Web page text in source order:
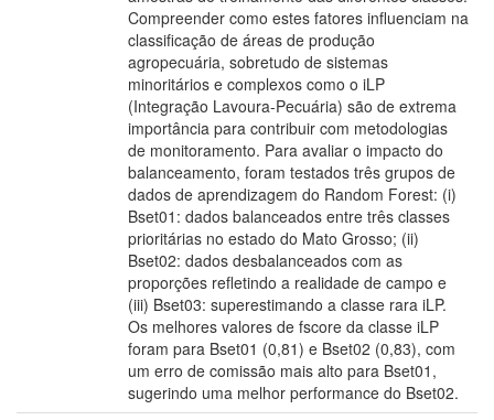
Compreender como estes fatores influenciam na
classificação de áreas de produção
agropecuária, sobretudo de sistemas
minoritários e complexos como o iLP
(Integração Lavoura-Pecuária) são de extrema
importância para contribuir com metodologias
de monitoramento. Para avaliar o impacto do
balanceamento, foram testados três grupos de
dados de aprendizagem do Random Forest: (i)
Bset01: dados balanceados entre três classes
prioritárias no estado do Mato Grosso; (ii)
Bset02: dados desbalanceados com as
proporções refletindo a realidade de campo e
(iii) Bset03: superestimando a classe rara iLP.
Os melhores valores de fscore da classe iLP
foram para Bset01 (0,81) e Bset02 (0,83), com
um erro de comissão mais alto para Bset01,
sugerindo uma melhor performance do Bset02.